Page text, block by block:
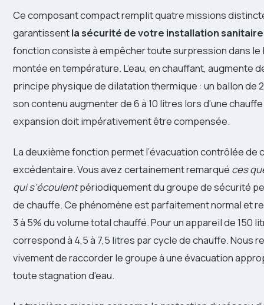
Ce composant compact remplit quatre missions
garantissentla sécurité de votre installation sanitaire
fonction consiste à empêcher toute surpression dans le
montée en température. L’eau, en chauffant, augmente
principe physique de dilatation thermique : un ballon de
son contenu augmenter de 6 à 10 litres lors d’une
expansion doit impérativement être compensée.
La deuxième fonction permet l’évacuation contrôlée de
excédentaire. Vous avez certainement remarqué ces
qui s’écoulentpériodiquement du groupe de sécurité
de chauffe. Ce phénomène est parfaitement normal et
3 à 5% du volume total chauffé. Pour un appareil de 150
correspond à 4,5 à 7,5 litres par cycle de chauffe. Nous
vivement de raccorder le groupe à une évacuation
toute stagnation d’eau.